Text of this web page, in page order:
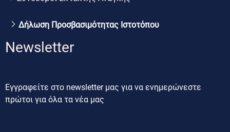
Δήλωση Προσβασιμότητας Ιστοτόπου
Newsletter
Εγγραφείτε στο newsletter μας για να ενημερώνεστε
πρώτοι για όλα τα νέα μας